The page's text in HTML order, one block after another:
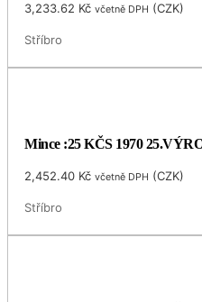
3,233.62 Kč včetně DPH (CZK)
Stříbro
Mince :25 KČS 1970
2,452.40 Kč včetně DPH (CZK)
Stříbro